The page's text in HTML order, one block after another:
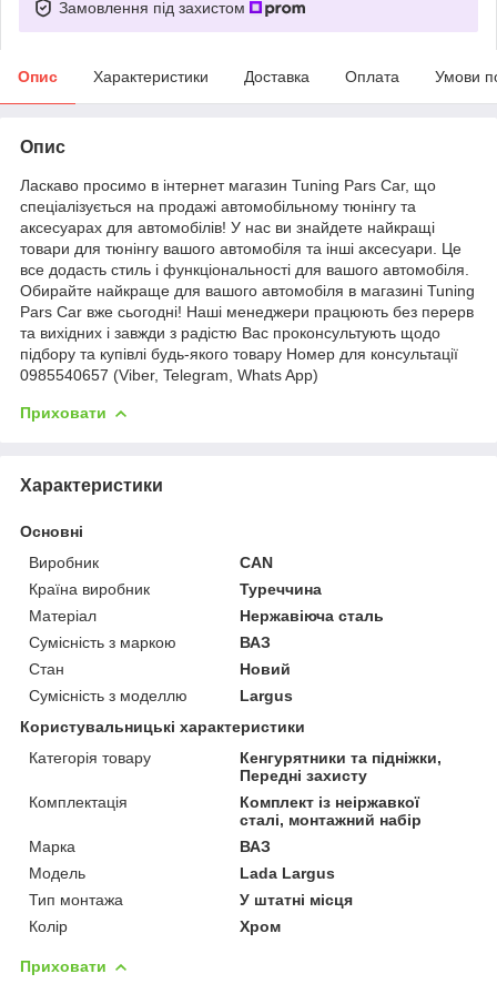
Замовлення під захистом
Опис Характеристики Доставка Оплата Умови
Опис
Ласкаво просимо в інтернет магазин Tuning Pars Car, що
спеціалізується на продажі автомобільному тюнінгу та
аксесуарах для автомобілів! У нас ви знайдете найкращі
товари для тюнінгу вашого автомобіля та інші аксесуари. Це
все додасть стиль і функціональності для вашого автомобіля.
Обирайте найкраще для вашого автомобіля в магазині Tuning
Pars Car вже сьогодні! Наші менеджери працюють без перерв
та вихідних і завжди з радістю Вас проконсультують щодо
підбору та купівлі будь-якого товару Номер для консультації
0985540657 (Viber, Telegram, Whats App)
Приховати
Характеристики
Основні
Виробник
CAN
Країна виробник
Туреччина
Матеріал
Нержавіюча сталь
Сумісність з маркою
ВАЗ
Стан
Новий
Сумісність з моделлю
Largus
Користувальницькі характеристики
Категорія товару
Кенгурятники та підніжки,
Передні захисту
Комплектація
Комплект із неіржавкої
сталі, монтажний набір
Марка
ВАЗ
Мoдель
Lada Largus
Тип монтажа
У штатні місця
Колір
Хром
Приховати